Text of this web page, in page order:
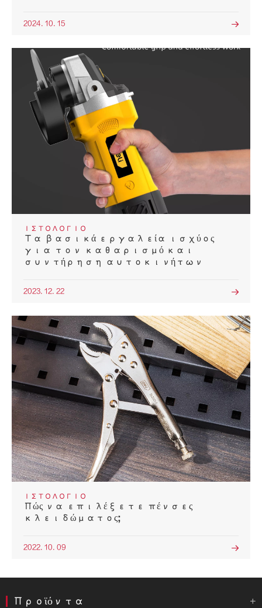
2024. 10. 15 
ΙΣΤΟΛΌΓΙΟ
Τα βασικά εργαλεία ισχύος
για τον καθαρισμό και
συντήρηση αυτοκινήτων
2023. 12. 22 
ΙΣΤΟΛΌΓΙΟ
Πώς να επιλέξετε πένσες
κλειδώματος;
2022. 10. 09 
Προϊόντα 